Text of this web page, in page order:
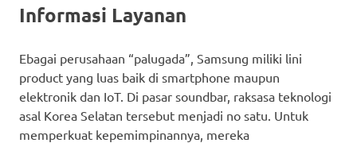
Informasi Layanan
Ebagai perusahaan “palugada”, Samsung miliki lini
product yang luas baik di smartphone maupun
elektronik dan IoT. Di pasar soundbar, raksasa teknologi
asal Korea Selatan tersebut menjadi no satu. Untuk
memperkuat kepemimpinannya, mereka